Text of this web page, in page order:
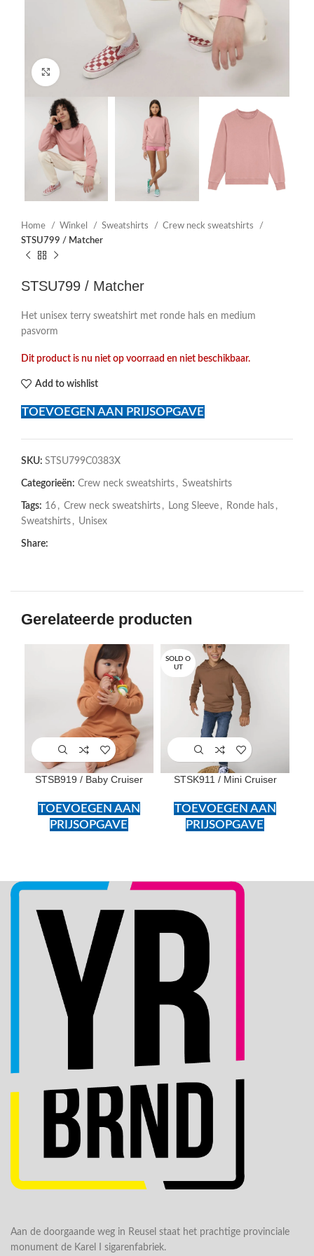
Click to enlarge
Home Winkel Sweatshirts
Crew neck sweatshirts
STSU799 / Matcher
STSU799 / Matcher
Het unisex terry sweatshirt met ronde hals en medium
pasvorm
Dit product is nu niet op voorraad en niet beschikbaar.
Add to wishlist
TOEVOEGEN AAN PRIJSOPGAVE
SKU: STSU799C0383X
Categorieën: Crew neck sweatshirts , Sweatshirts
Tags: 16 , Crew neck sweatshirts , Long Sleeve , Ronde hals ,
Sweatshirts , Unisex
Share:
Gerelateerde producten
STSB919 / Baby Cruiser
TOEVOEGEN AAN
PRIJSOPGAVE
SOLD O
UT
STSK911 / Mini Cruiser
TOEVOEGEN AAN
PRIJSOPGAVE
Aan de doorgaande weg in Reusel staat het prachtige provinciale
monument de Karel I sigarenfabriek.